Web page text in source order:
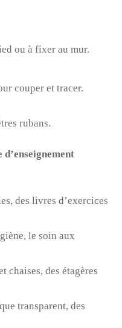
ou à fixer au mur.
couper et tracer.
rubans.
des livres d’exercices
le soin aux
chaises, des étagères
transparent, des